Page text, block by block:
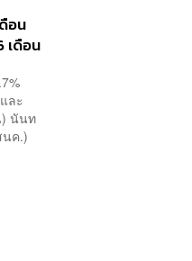
อน
เดือน
ละ
) นันท
นค.)